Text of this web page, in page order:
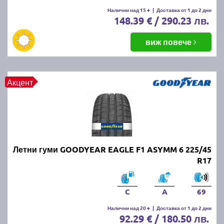
Летните гуми се считат за износени, когато
дълбочината на протектора падне под 1.6 мм.
Въпреки това, за по-добро сцепление и
безопасност се препоръчва смяната им при
дълбочина под 3 мм.
ПРОЧЕТИ ОЩЕ:Има ли закон за зимни гуми в
България?
Можем ли да шофираме със
зимни гуми през лятото?
Въпреки че е законно, не се препоръчва, защото
зимните гуми са направени от по-мека смес, която
се износва по-бързо при високи температури.
Освен това, те имат по-дълъг спирачен път и по-
слабо сцепление на суха и мокра настилка през
Налични над 15 + | Доставка от 1 до 2 дни
148.39 € / 290.23 лв.
виж повече
Акцент
Летни гуми GOODYEAR EAGLE F1 ASYMM 6 225/45
R17
C A 69
Налични над 20 + | Доставка от 1 до 2 дни
92.29 € / 180.50 лв.